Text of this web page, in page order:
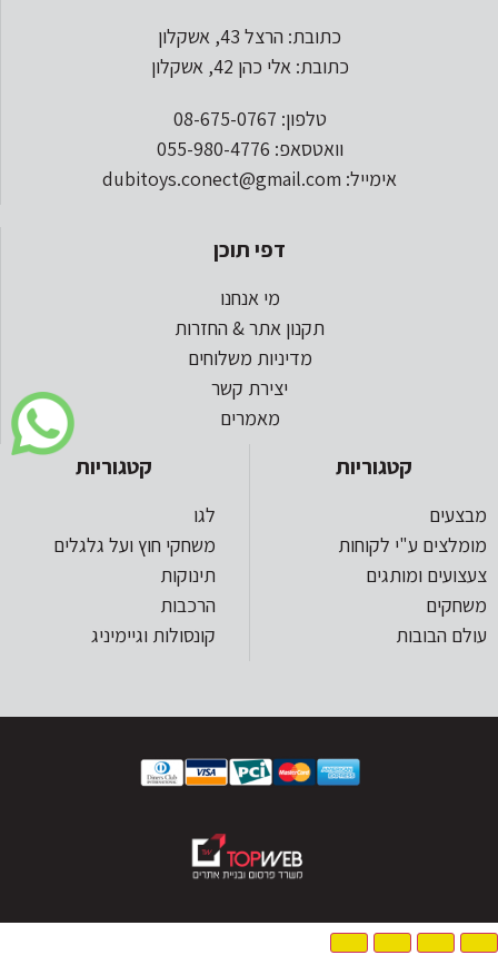
כתובת: הרצל 43, אשקלון
כתובת: אלי כהן 42, אשקלון
טלפון: 08-675-0767
וואטסאפ: 055-980-4776
אימייל: dubitoys.conect@gmail.com
דפי תוכן
מי אנחנו
תקנון אתר & החזרות
מדיניות משלוחים
יצירת קשר
מאמרים
קטגוריות
מבצעים
מומלצים ע"י לקוחות
צעצועים ומותגים
משחקים
עולם הבובות
קטגוריות
לגו
משחקי חוץ ועל גלגלים
תינוקות
הרכבות
קונסולות וגיימיניג